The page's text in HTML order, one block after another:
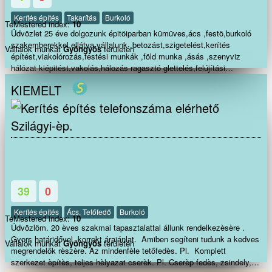
Kerítés építés Takarítás Burkoló
Üdvözlet 25 éve dolgozunk épitöiparban kümüves,ács ,festö,burkoló
szakemberekkel ellátva vállalunk ,betozást,szigetelést,kerítés
építést,viakolórozás,festési munkák ,föld munka ,ásás ,szenyviz
hálózat kiépitést,vakolás,hálozás ragasztó glettelés,felújítási
munkákat legyen az kicsi akár nagy munka rugalmas gyors szakszerü
megbízható munkát végzünk.Az elvégzett munkákra garanciát
vállalunk Hivjon bizalommal akár hétvégén ünnepnapokon
is.Köszönöm, hogy végig olvasta és csapatomat válasza a munka
végzésére.
TeMestered index:10
Vállalok munkátGyöngyösterületén
KIEMELT
Szilágyi-èp.
39 0
Kerítés építés Ács, Tetőfedő Burkoló
Üdvözlöm. 20 èves szakmai tapasztalattal állunk rendelkezèsère .
Gyors határidővel ,korrekt árajánlat. Amiben segíteni tudunk a kedves
megrendelők rèszère. Az mindenfèle tetőfedès. Pl. Komplett
szerkezet èpítès, teljes hèlyazat cserèk. Pl. Cserèp fedès, zsindely,
TeMestered index:10
Vállalok munkátGyöngyösterületén